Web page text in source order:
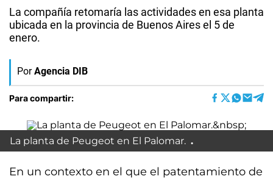
La compañía retomaría las actividades en esa planta
ubicada en la provincia de Buenos Aires el 5 de
enero.
Por Agencia DIB
Para compartir:
La planta de Peugeot en El Palomar.
En un contexto en el que el patentamiento de